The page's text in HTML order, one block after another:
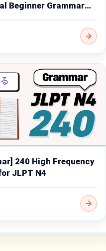
Beginner Grammar
240 High Frequency
JLPT N4